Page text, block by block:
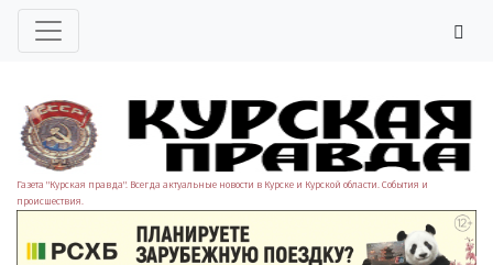
Газета "Курская правда". Всегда актуальные новости в Курске и Курской области. События и
происшествия.